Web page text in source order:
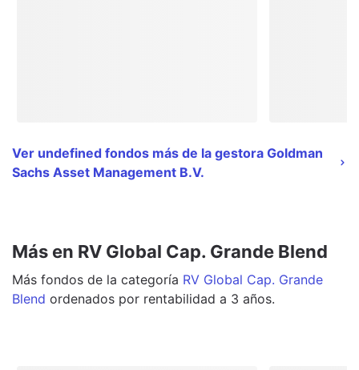
Ver undefined fondos más de la gestora Goldman
Sachs Asset Management B.V.
Más en RV Global Cap. Grande Blend
Más fondos de la categoría RV Global Cap. Grande
Blend ordenados por rentabilidad a 3 años.